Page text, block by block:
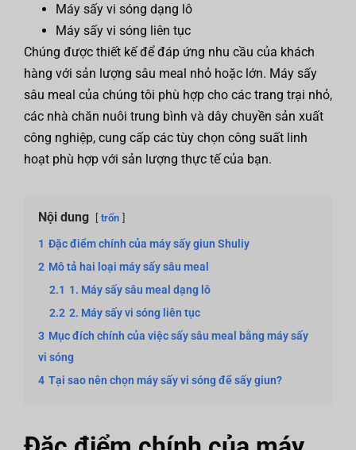
Máy sấy vi sóng dạng lô
Máy sấy vi sóng liên tục
Chúng được thiết kế để đáp ứng nhu cầu của khách
hàng với sản lượng sâu meal nhỏ hoặc lớn. Máy sấy
sâu meal của chúng tôi phù hợp cho các trang trại nhỏ,
các nhà chăn nuôi trung bình và dây chuyền sản xuất
công nghiệp, cung cấp các tùy chọn công suất linh
hoạt phù hợp với sản lượng thực tế của bạn.
Nội dung trốn
1 Đặc điểm chính của máy sấy giun Shuliy
2 Mô tả hai loại máy sấy sâu meal
2.1 1. Máy sấy sâu meal dạng lô
2.2 2. Máy sấy vi sóng liên tục
3 Mục đích chính của việc sấy sâu meal bằng máy sấy
vi sóng
4 Tại sao nên chọn máy sấy vi sóng để sấy giun?